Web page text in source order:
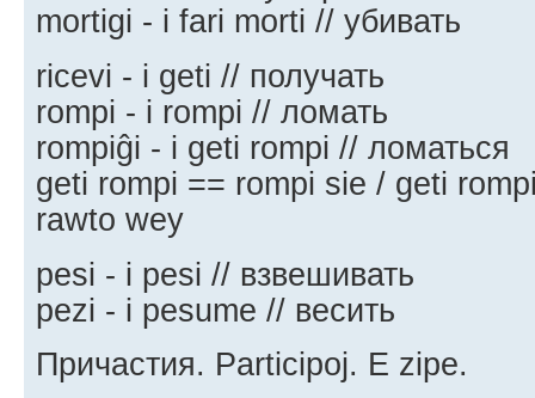
mortigi - i fari morti // убивать
ricevi - i geti // получать
rompi - i rompi // ломать
rompiĝi - i geti rompi // ломаться
geti rompi == rompi sie / geti
rawto wey
pesi - i pesi // взвешивать
pezi - i pesume // весить
Причастия. Participoj. E zipe.